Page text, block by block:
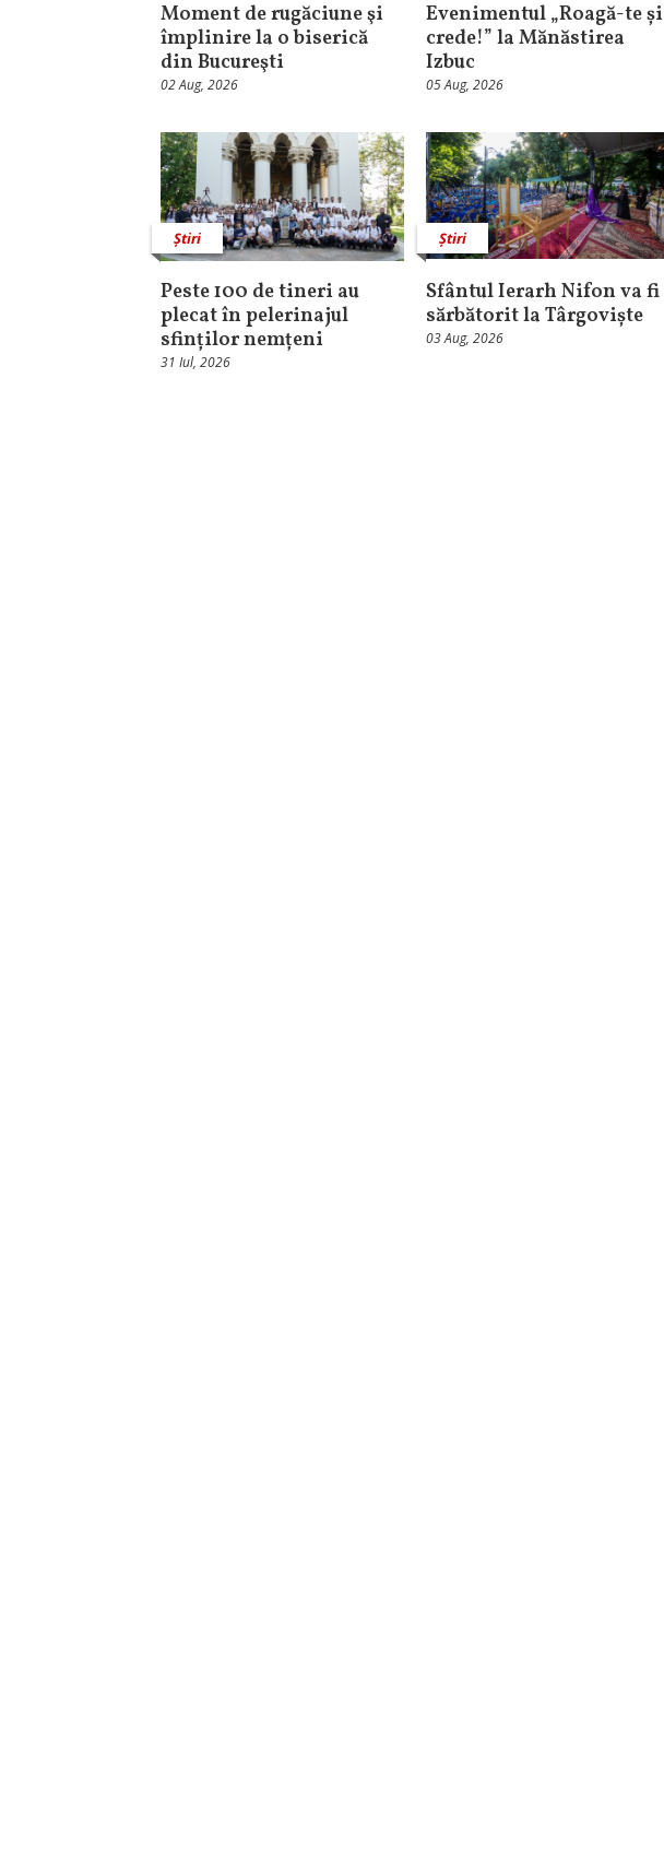
Moment de rugăciune şi
împlinire la o biserică
din Bucureşti
02 Aug, 2026
Evenimentul „Roagă-te și
crede!” la Mănăstirea
Izbuc
05 Aug, 2026
Știri
Peste 100 de tineri au
plecat în pelerinajul
sfinților nemțeni
31 Iul, 2026
Știri
Sfântul Ierarh Nifon va fi
sărbătorit la Târgoviște
03 Aug, 2026